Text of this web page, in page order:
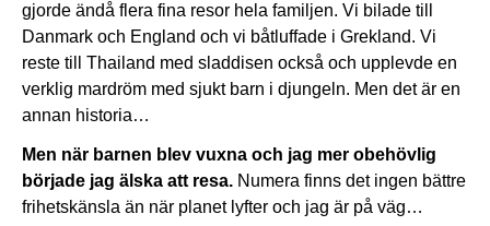
gjorde ändå flera fina resor hela familjen. Vi bilade till
Danmark och England och vi båtluffade i Grekland. Vi
reste till Thailand med sladdisen också och upplevde en
verklig mardröm med sjukt barn i djungeln. Men det är en
annan historia…
Men när barnen blev vuxna och jag mer obehövlig
började jag älska att resa. Numera finns det ingen bättre
frihetskänsla än när planet lyfter och jag är på väg…